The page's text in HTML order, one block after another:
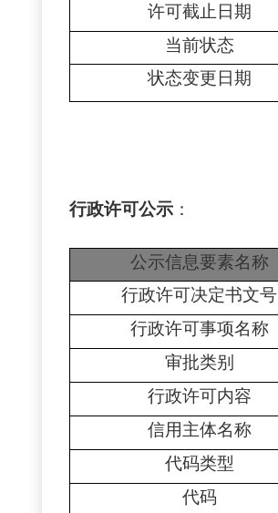
许可截止日期
当前状态
状态变更日期
行政许可公示 ：
公示信息要素名称
行政许可决定书文号
行政许可事项名称
审批类别
行政许可内容
信用主体名称
代码类型
代码